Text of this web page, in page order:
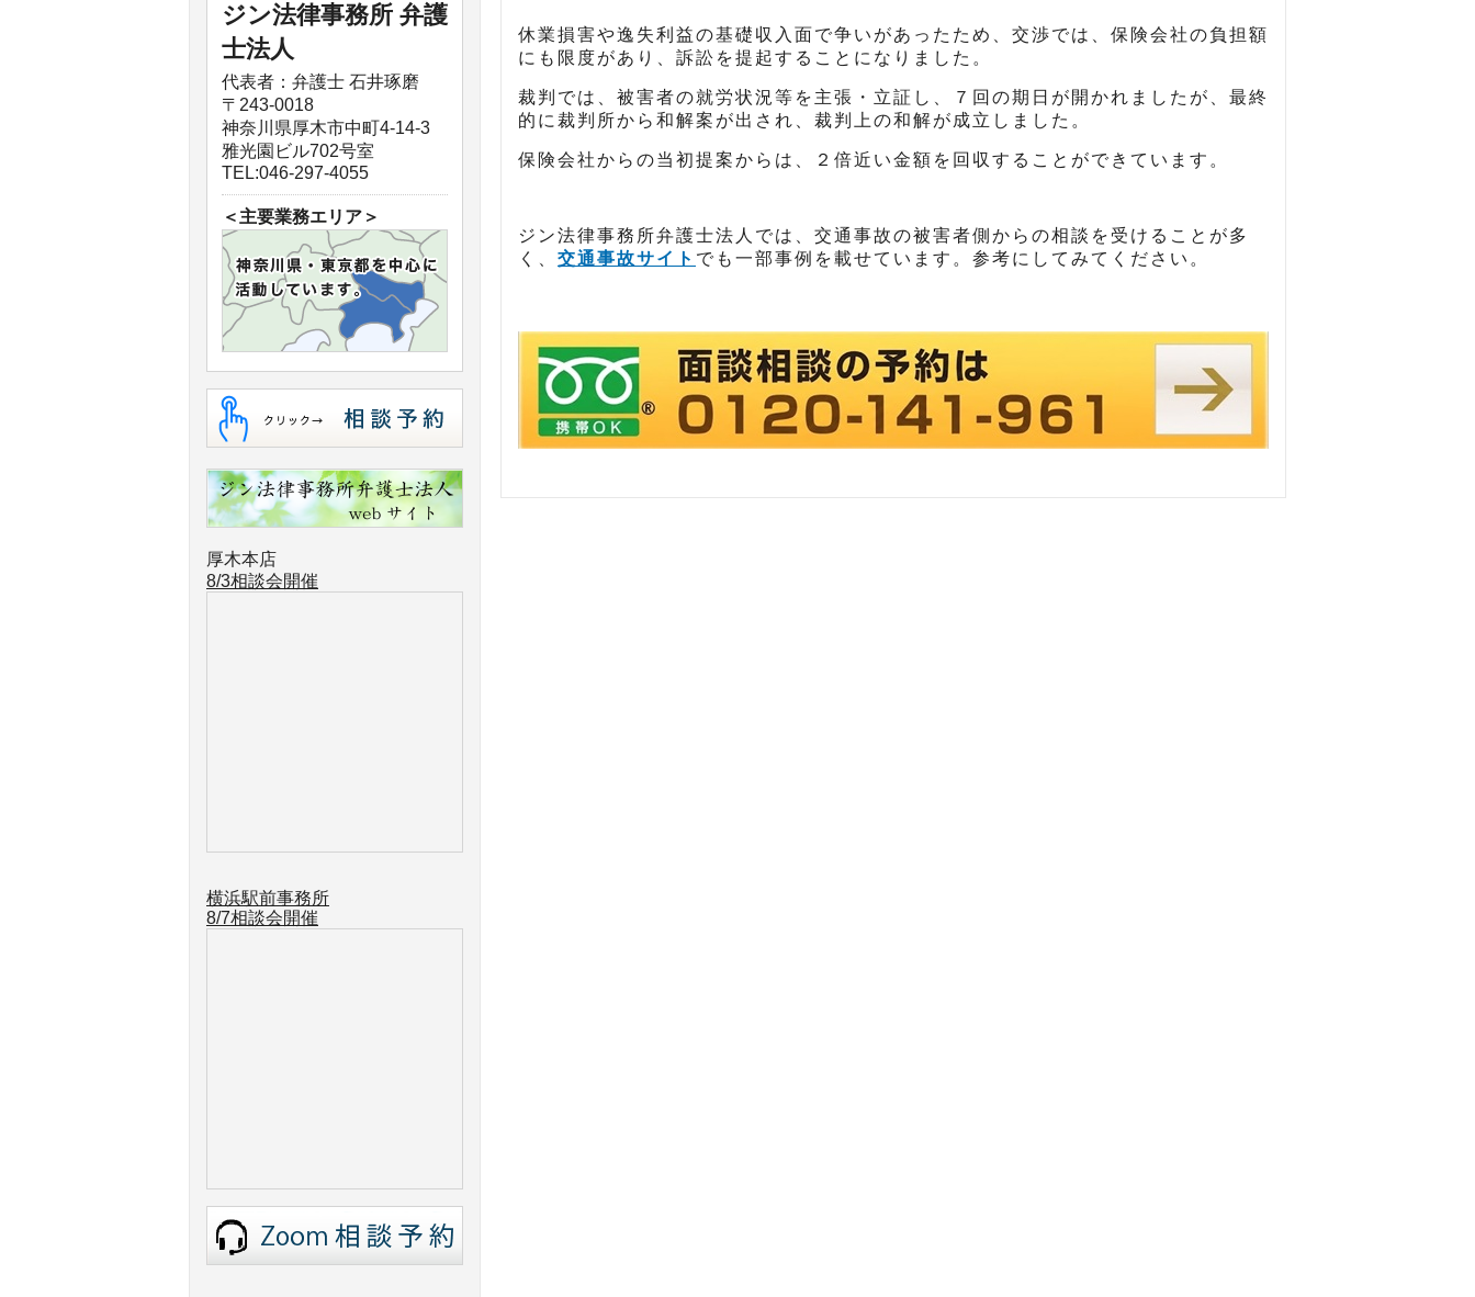
休業損害や逸失利益の基礎収入面で争いがあったため、交渉では、保険会社の負担額
にも限度があり、訴訟を提起することになりました。
裁判では、被害者の就労状況等を主張・立証し、７回の期日が開かれましたが、最終
的に裁判所から和解案が出され、裁判上の和解が成立しました。
保険会社からの当初提案からは、２倍近い金額を回収することができています。
ジン法律事務所弁護士法人では、交通事故の被害者側からの相談を受けることが多
く、 交通事故サイト でも一部事例を載せています。参考にしてみてください。
ジン法律事務所 弁護
士法人
代表者：弁護士 石井琢磨
〒243-0018
神奈川県厚木市中町4-14-3
雅光園ビル702号室
TEL:046-297-4055
＜主要業務エリア＞
厚木本店
8/3相談会開催
横浜駅前事務所
8/7相談会開催